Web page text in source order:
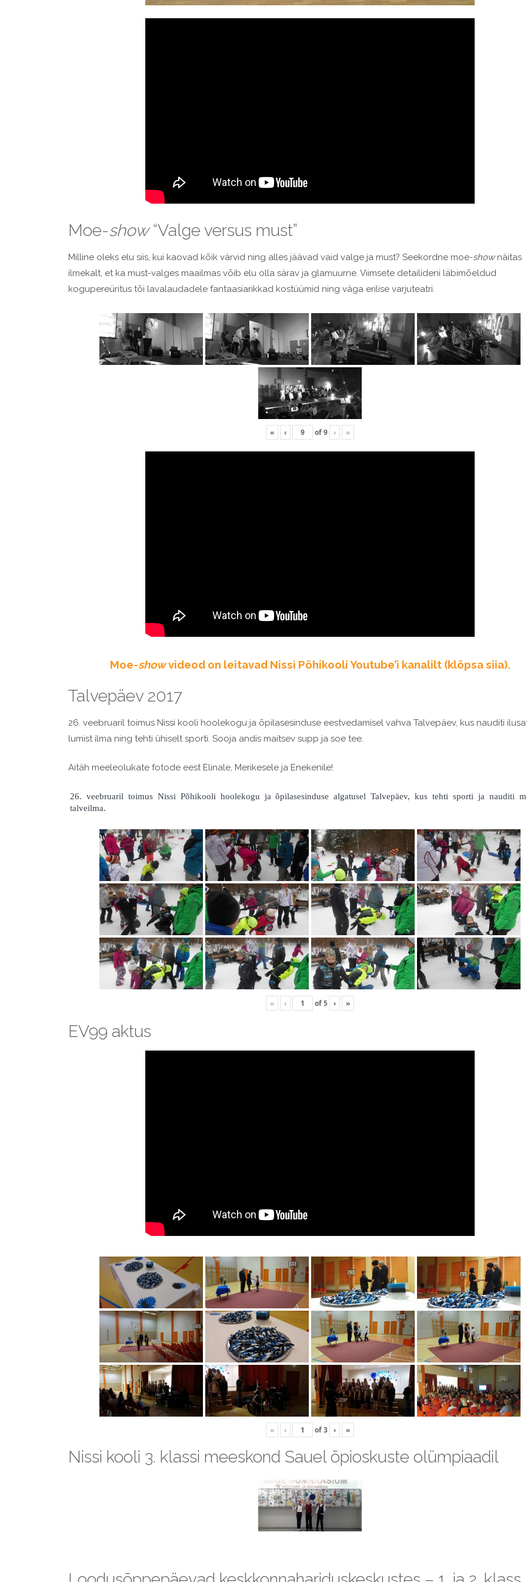
Moe-show“Valge versus must”
Milline oleks elu siis, kui kaovad kõik värvid ning alles jäävad vaid valge ja must? Seekordne moe-shownäitas
ilmekalt, et ka must-valges maailmas võib elu olla särav ja glamuurne. Viimsete detailideni läbimõeldud
kogupereüritus tõi lavalaudadele fantaasiarikkad kostüümid ning väga erilise varjuteatri.
« ‹ of9 › »
Moe-showvideod on leitavad Nissi Põhikooli Youtube’i kanalilt (klõpsa siia).
Talvepäev 2017
26. veebruaril toimus Nissi kooli hoolekogu ja õpilasesinduse eestvedamisel vahva Talvepäev, kus nauditi
lumist ilma ning tehti ühiselt sporti. Sooja andis maitsev supp ja soe tee.
Aitäh meeleolukate fotode eest Elinale, Merikesele ja Enekenile!
26. veebruaril toimus Nissi Põhikooli hoolekogu ja õpilasesinduse algatusel Talvepäev, kus tehti sporti ja nauditi
talveilma.
« ‹ of5 › »
EV99 aktus
« ‹ of3 › »
Nissi kooli 3. klassi meeskond Sauel õpioskuste olümpiaadil